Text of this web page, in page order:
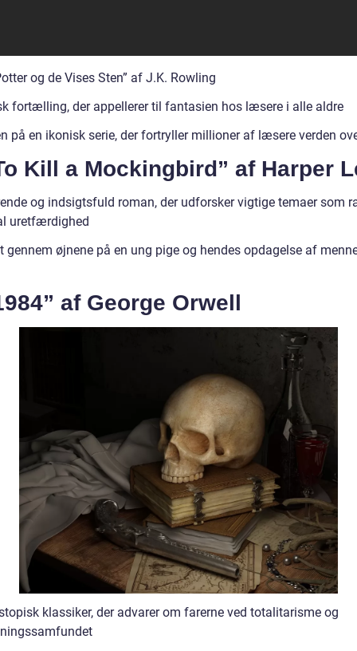
og de Vises Sten” af J.K. Rowling
fortælling, der appellerer til fantasien hos læsere i alle aldre
på en ikonisk serie, der fortryller millioner af læsere verden
Kill a Mockingbird” af Harper
og indsigtsfuld roman, der udforsker vigtige temaer som
uretfærdighed
gennem øjnene på en ung pige og hendes opdagelse af
af George Orwell
klassiker, der advarer om farerne ved totalitarisme og